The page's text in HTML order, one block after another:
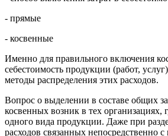
- прямые
- косвенные
Именно для правильного включения
себестоимость продукции (работ,
методы распределения этих расходов.
Вопрос о выделении в составе общих
косвенных возник в тех организациях,
одного вида продукции. Даже при
расходов связанных непосредственно